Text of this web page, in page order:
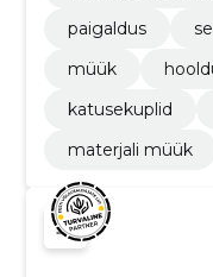
paigaldus
müük
katusekuplid
materjali müük